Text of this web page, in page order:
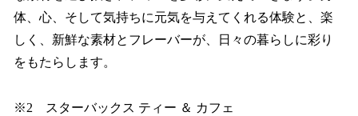
体、心、そして気持ちに元気を与えてくれる体験と、楽
しく、新鮮な素材とフレーバーが、日々の暮らしに彩り
をもたらします。
※2 スターバックス ティー ＆ カフェ